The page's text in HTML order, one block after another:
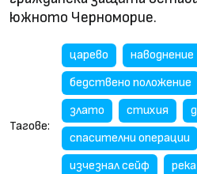
южното Черноморие.
Тагове:
царево
наводнение
бедствено положение
злато
стихия
спасителни операции
изчезнал сейф